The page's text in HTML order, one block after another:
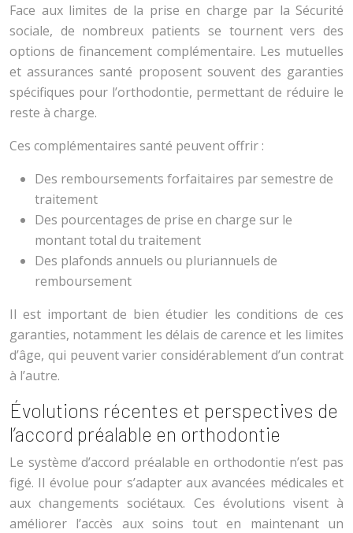
Face aux limites de la prise en charge par la Sécurité
sociale, de nombreux patients se tournent vers des
options de financement complémentaire. Les mutuelles
et assurances santé proposent souvent des garanties
spécifiques pour l’orthodontie, permettant de réduire le
reste à charge.
Ces complémentaires santé peuvent offrir :
Des remboursements forfaitaires par semestre de
traitement
Des pourcentages de prise en charge sur le
montant total du traitement
Des plafonds annuels ou pluriannuels de
remboursement
Il est important de bien étudier les conditions de ces
garanties, notamment les délais de carence et les limites
d’âge, qui peuvent varier considérablement d’un contrat
à l’autre.
Évolutions récentes et perspectives de
l’accord préalable en orthodontie
Le système d’accord préalable en orthodontie n’est pas
figé. Il évolue pour s’adapter aux avancées médicales et
aux changements sociétaux. Ces évolutions visent à
améliorer l’accès aux soins tout en maintenant un